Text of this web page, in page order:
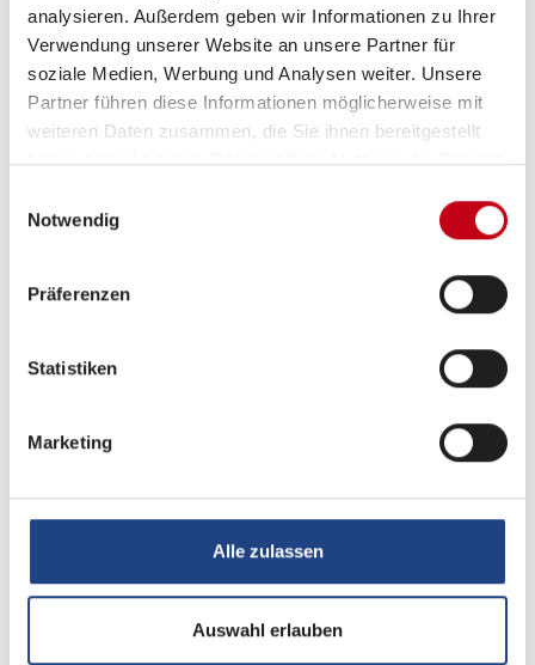
analysieren. Außerdem geben wir Informationen zu Ihrer
Verwendung unserer Website an unsere Partner für
soziale Medien, Werbung und Analysen weiter. Unsere
Partner führen diese Informationen möglicherweise mit
weiteren Daten zusammen, die Sie ihnen bereitgestellt
haben oder die sie im Rahmen Ihrer Nutzung der Dienste
Notwendig
Präferenzen
Statistiken
Marketing
Alle zulassen
Auswahl erlauben
Infrastruktur WC
Betten Einzelbett